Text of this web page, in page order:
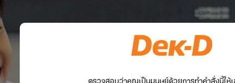
ตรวจสอบว่าคุณเป็นมนุษย์ด้วยการทำคำสั่งนี้ให้